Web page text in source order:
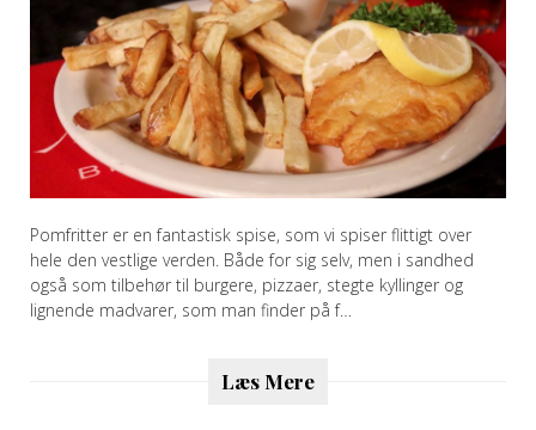
Pomfritter er en fantastisk spise, som vi spiser flittigt over
hele den vestlige verden. Både for sig selv, men i sandhed
også som tilbehør til burgere, pizzaer, stegte kyllinger og
lignende madvarer, som man finder på f…
Læs Mere